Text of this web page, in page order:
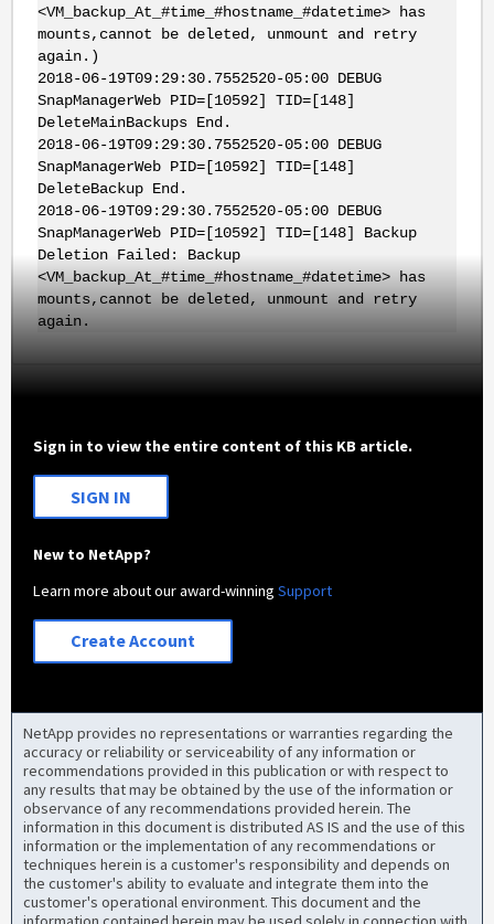
<VM_backup_At_#time_#hostname_#datetime> has
mounts,cannot be deleted, unmount and retry
again.)
2018-06-19T09:29:30.7552520-05:00 DEBUG
SnapManagerWeb PID=[10592] TID=[148]
DeleteMainBackups End.
2018-06-19T09:29:30.7552520-05:00 DEBUG
SnapManagerWeb PID=[10592] TID=[148]
DeleteBackup End.
2018-06-19T09:29:30.7552520-05:00 DEBUG
SnapManagerWeb PID=[10592] TID=[148] Backup
Deletion Failed: Backup
<VM_backup_At_#time_#hostname_#datetime> has
mounts,cannot be deleted, unmount and retry
again.
Sign in to view the entire content of this KB article.
SIGN IN
New to NetApp?
Learn more about our award-winningSupport
Create Account
NetApp provides no representations or warranties regarding the
accuracy or reliability or serviceability of any information or
recommendations provided in this publication or with respect to
any results that may be obtained by the use of the information or
observance of any recommendations provided herein. The
information in this document is distributed AS IS and the use of this
information or the implementation of any recommendations or
techniques herein is a customer's responsibility and depends on
the customer's ability to evaluate and integrate them into the
customer's operational environment. This document and the